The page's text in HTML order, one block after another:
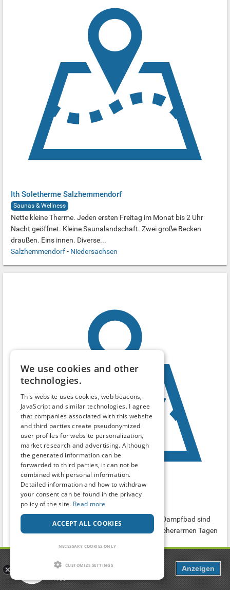
Ith Soletherme Salzhemmendorf
Saunas & Wellness
Nette kleine Therme. Jeden ersten Freitag im Monat bis 2 Uhr
Nacht geöffnet. Kleine Saunalandschaft. Zwei große Becken
draußen. Eins innen. Diverse...
Salzhemmendorf- Niedersachsen
Nautimo WHV
Saunas & Wellness
Sowohl Duschen, Umkleidekabine, WC, als auch Dampfbad sind
hier gute Treffmöglichkeiten, besonders an besucherarmen Tagen
Dating, Chat & more
Free
Anzeigen
We use cookies and other
technologies.
This website uses cookies, web beacons,
JavaScript and similar technologies. I agree
that companies associated with this website
and third parties create pseudonymized
user profiles for website personalization,
market research and advertising. Although
the generated information can be
forwarded to third parties, it can not be
combined with personal information.
Detailed information and how to withdraw
your consent can be found in the privacy
policy of the site. Read more
ACCEPT ALL COOKIES
NECESSARY COOKIES ONLY
CUSTOMIZE SETTINGS